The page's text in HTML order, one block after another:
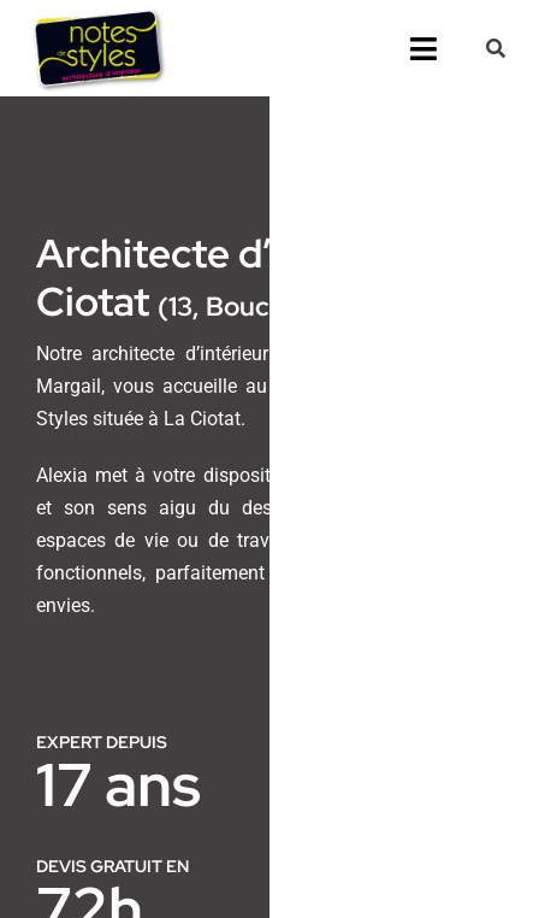
Passer
contenu
Toggle
Architecte d’intérieur La
Ciotat (13, Bouches du Rhône)
Notre architecte d’intérieur et maitre d’oeuvre, Alexia
Margail, vous accueille au sein de l’agence Notes de
Styles située à La Ciotat.
Alexia met à votre disposition son savoir-faire unique
et son sens aigu du design pour transformer vos
espaces de vie ou de travail en lieux harmonieux et
fonctionnels, parfaitement adaptés à vos besoins et
envies.
EXPERT DEPUIS
17 ans
DEVIS GRATUIT EN